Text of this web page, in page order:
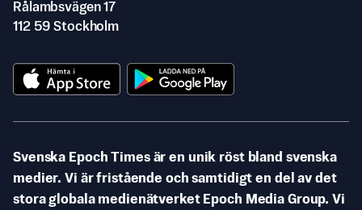
Rålambsvägen 17
112 59 Stockholm
Svenska Epoch Times är en unik röst bland svenska
medier. Vi är fristående och samtidigt en del av det
stora globala medienätverket Epoch Media Group. Vi